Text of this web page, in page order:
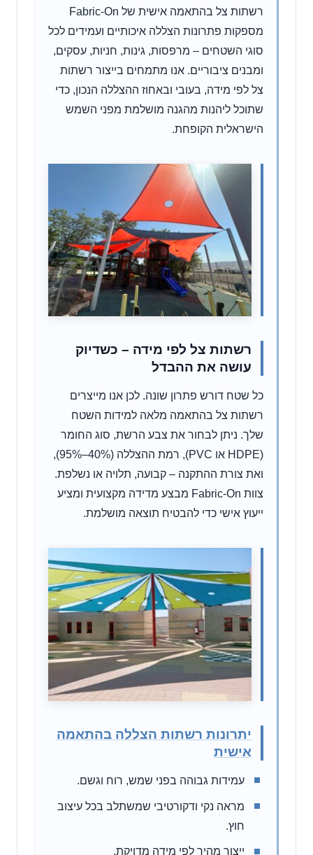
רשתות צל בהתאמה אישית של Fabric-On
מספקות פתרונות הצללה איכותיים ועמידים לכל
סוגי השטחים – מרפסות, גינות, חניות, עסקים,
ומבנים ציבוריים. אנו מתמחים בייצור רשתות
צל לפי מידה, בעובי ובאחוז ההצללה הנכון, כדי
שתוכל ליהנות מהגנה מושלמת מפני השמש
הישראלית הקופחת.
רשתות צל לפי מידה – כשדיוק
עושה את ההבדל
כל שטח דורש פתרון שונה. לכן אנו מייצרים
רשתות צל בהתאמה מלאה למידות השטח
שלך. ניתן לבחור את צבע הרשת, סוג החומר
(HDPE או PVC), רמת ההצללה (40%–95%),
ואת צורת ההתקנה – קבועה, תלויה או נשלפת.
צוות Fabric-On מבצע מדידה מקצועית ומציע
ייעוץ אישי כדי להבטיח תוצאה מושלמת.
יתרונות רשתות הצללה בהתאמה
אישית
עמידות גבוהה בפני שמש, רוח וגשם.
מראה נקי ודקורטיבי שמשתלב בכל עיצוב
חוץ.
ייצור מהיר לפי מידה מדויקת.